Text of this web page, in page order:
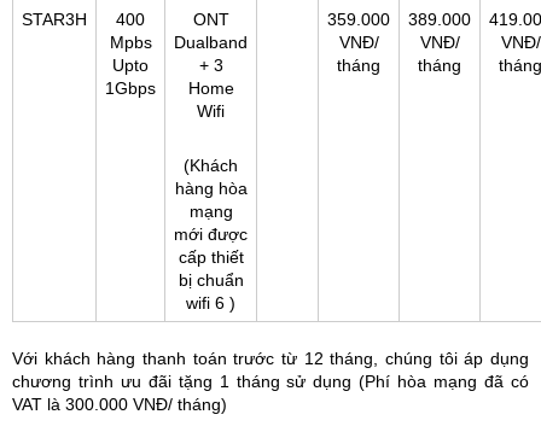
STAR3H
400
Mpbs
Upto
1Gbps
ONT
Dualband
+ 3
Home
Wifi
(Khách
hàng hòa
mạng
mới được
cấp thiết
bị chuẩn
wifi 6 )
359.000
VNĐ/
tháng
389.000
VNĐ/
tháng
VNĐ/
tháng
Với khách hàng thanh toán trước từ 12 tháng, chúng tôi áp dụng
chương trình ưu đãi tặng 1 tháng sử dụng (Phí hòa mạng đã có
VAT là 300.000 VNĐ/ tháng)